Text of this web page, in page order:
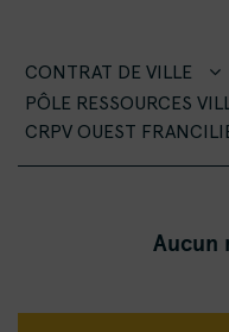
CONTRAT DE VILLE
PÔLE RESSOURCES
CRPV OUEST
Aucun